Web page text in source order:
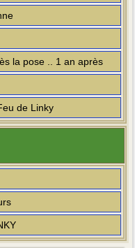
la pose .. 1 an après
de Linky